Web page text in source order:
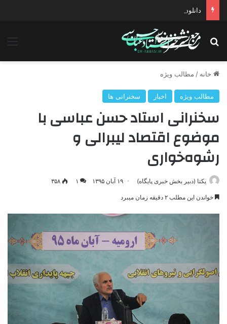
دانلود سخنرانی استاد حسن عباسی با موضوع چهار انتخاب ۱۴۰۰
جستجو برای
خانه / مطالب ویژه
مطالب ویژه اخبار سخنرانی ها
سخنرانی استاد حسن عباسی با
موضوع اقتصاد لیبرالی و
رشوه‌خواری
یکتا (دبیر بخش خبری پایگاه) ۱۹ آبان ۱۳۹۵ ۱ ۳۵۸
خواندن این مطلب ۲ دقیقه زمان میبرد